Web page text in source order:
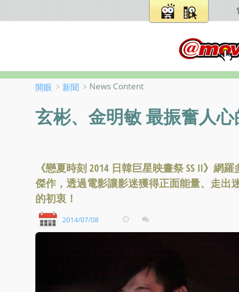
開眼 ﹥ 新聞 ﹥News Content
玄彬、金明敏 最振奮人
《戀夏時刻 2014 日韓巨星映畫祭 SS II》網
傑作，透過電影讓影迷獲得正面能量、走出
的初衷！
2014/07/08